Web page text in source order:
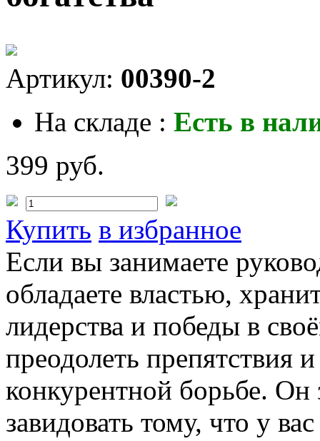
Артикул: 00390-2
На складе : Есть в
399 руб.
Купить в избранное
Если вы занимаете
обладаете властью,
лидерства и победы в
преодолеть препятствия
конкурентной борьбе. Он
завидовать тому, что у